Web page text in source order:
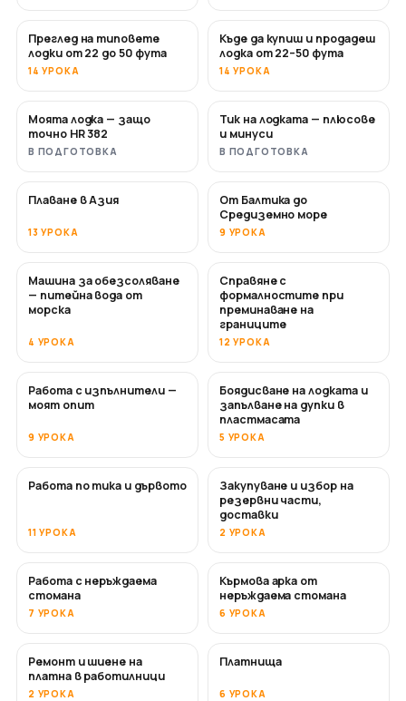
СКОРО
Преглед на типовете
лодки от 22 до 50 фута
14 УРОКА
СКОРО
Къде да купиш и продадеш
лодка от 22–50 фута
14 УРОКА
СКОРО
Моята лодка — защо
точно HR 382
В ПОДГОТОВКА
СКОРО
Тик на лодката — плюсове
и минуси
В ПОДГОТОВКА
СКОРО
Плаване в Азия
13 УРОКА
СКОРО
От Балтика до
Средиземно море
9 УРОКА
СКОРО
Машина за обезсоляване
— питейна вода от
морска
4 УРОКА
Справяне с
формалностите при
преминаване на
границите
12 УРОКА
СКОРО
Работа с изпълнители —
моят опит
9 УРОКА
СКОРО
Боядисване на лодката и
запълване на дупки в
пластмасата
5 УРОКА
Работа по тика и дървото
11 УРОКА
СКОРО
Закупуване и избор на
резервни части,
доставки
2 УРОКА
СКОРО
Работа с неръждаема
стомана
7 УРОКА
Кърмова арка от
неръждаема стомана
6 УРОКА
СКОРО
Ремонт и шиене на
платна в работилници
2 УРОКА
Платнища
6 УРОКА